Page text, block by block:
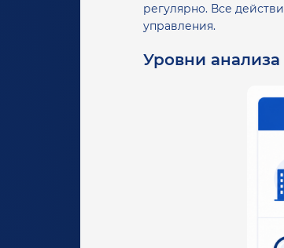
регулярно. Все
управления.
Уровни анализа